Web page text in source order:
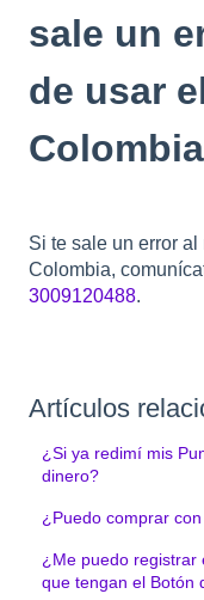
sale un
de usar
Si te sale un error
Colombia,
3009120488.
Artículos
¿Si ya redimí mis
dinero?
¿Puedo comprar
¿Me puedo registrar
que tengan el Botón